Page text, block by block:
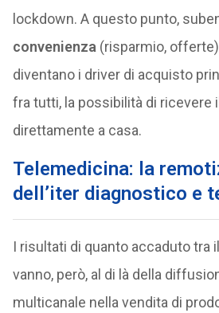
lockdown. A questo punto,
convenienza (risparmio,
diventano i driver di acquisto
fra tutti, la possibilità di ricevere
direttamente a casa.
Telemedicina: la
dell’iter diagnostico e
I risultati di quanto accaduto tra
vanno, però, al di là della
multicanale nella vendita di